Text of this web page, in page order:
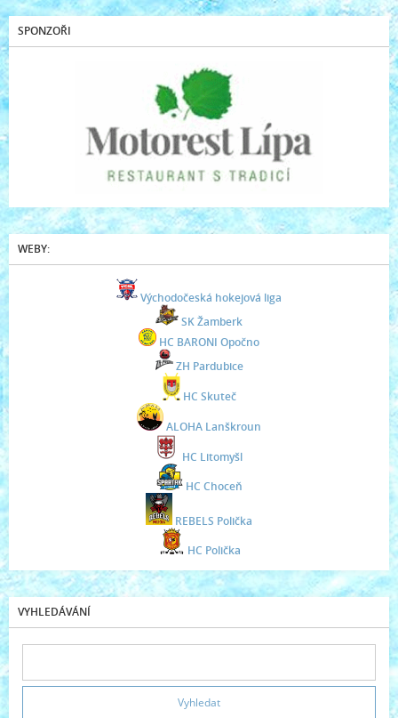
SPONZOŘI
WEBY:
Východočeská hokejová liga
SK Žamberk
HC BARONI Opočno
ZH Pardubice
HC Skuteč
ALOHA Lanškroun
HC Litomyšl
HC Choceň
REBELS Polička
HC Polička
VYHLEDÁVÁNÍ